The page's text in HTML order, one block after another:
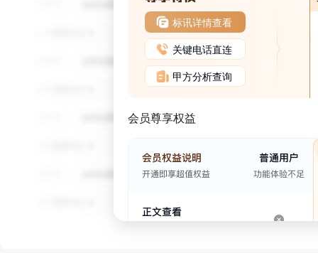
标讯详情查看
关键电话直连
甲方分析查询
会员尊享权益